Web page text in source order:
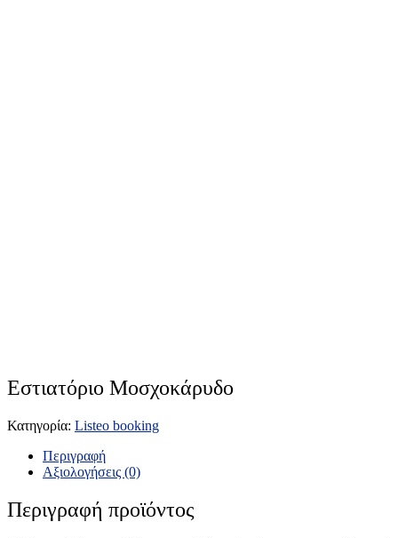
Εστιατόριο Μοσχοκάρυδο
Κατηγορία: Listeo booking
Περιγραφή
Αξιολογήσεις (0)
Περιγραφή προϊόντος